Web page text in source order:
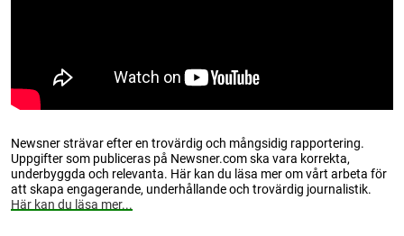
Newsner strävar efter en trovärdig och mångsidig rapportering.
Uppgifter som publiceras på Newsner.com ska vara korrekta,
underbyggda och relevanta. Här kan du läsa mer om vårt arbeta för
att skapa engagerande, underhållande och trovärdig journalistik.
Här kan du läsa mer...